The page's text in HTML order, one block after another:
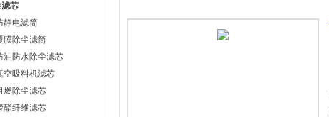
滤芯
静电滤筒
膜除尘滤筒
油防水除尘滤芯
空吸料机滤芯
燃除尘滤芯
酯纤维滤芯